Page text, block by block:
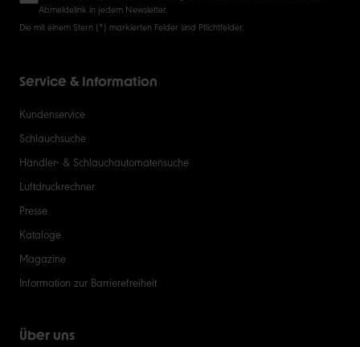
Abmeldelink in jedem Newsletter.
Die mit einem Stern (*) markierten Felder sind Pflichtfelder.
Service & Information
Kundenservice
Schlauchsuche
Händler- & Schlauchautomatensuche
Luftdruckrechner
Presse
Kataloge
Magazine
Information zur Barrierefreiheit
Über uns